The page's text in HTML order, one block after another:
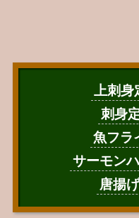
上刺
刺身
魚フ
サーモン
唐揚